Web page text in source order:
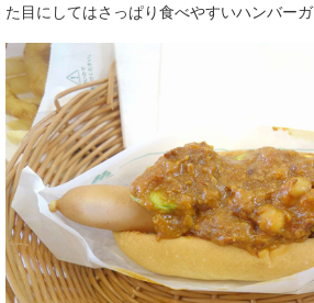
た目にしてはさっぱり食べやすいハンバーガ